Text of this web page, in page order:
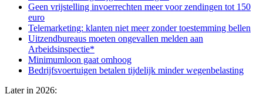
Geen vrijstelling invoerrechten meer voor zendingen tot 150
euro
Telemarketing: klanten niet meer zonder toestemming bellen
Uitzendbureaus moeten ongevallen melden aan
Arbeidsinspectie*
Minimumloon gaat omhoog
Bedrijfsvoertuigen betalen tijdelijk minder wegenbelasting
Later in 2026: